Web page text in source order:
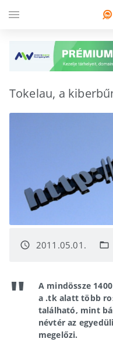
Tokelau, a
access_time 2011.05.01. folder_open
A mindössze
a .tk alatt több
található, mint
névtér az
megelőzi.
menu